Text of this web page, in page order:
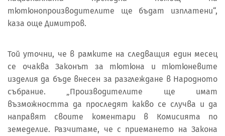
тютюнопроизводителите ще бъдат изплатени“,
каза още Димитров.
Той уточни, че в рамките на следващия един месец
се очаква Законът за тютюна и тютюневите
изделия да бъде внесен за разглеждане в Народното
събрание. „Производителите ще имат
възможността да проследят какво се случва и да
направят своите коментари в Комисията по
земеделие. Разчитаме, че с приемането на Закона